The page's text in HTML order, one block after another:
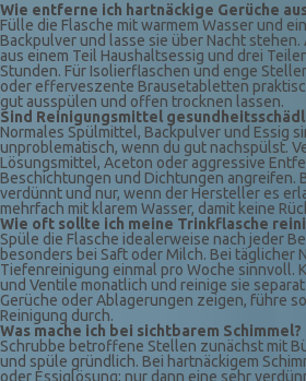
Wie entferne ich hartnäckige Gerüche
Fülle die Flasche mit warmem Wasser und
Backpulver und lasse sie über Nacht
aus einem Teil Haushaltsessig und drei
Stunden. Für Isolierflaschen und enge
oder efferveszente Brausetabletten
gut ausspülen und offen trocknen lassen.
Sind Reinigungsmittel
Normales Spülmittel, Backpulver und Essig
unproblematisch, wenn du gut nachspülst.
Lösungsmittel, Aceton oder aggressive
Beschichtungen und Dichtungen angreifen.
verdünnt und nur, wenn der Hersteller es
mehrfach mit klarem Wasser, damit keine
Wie oft sollte ich meine Trinkflasche
Spüle die Flasche idealerweise nach jeder
besonders bei Saft oder Milch. Bei täglicher
Tiefenreinigung einmal pro Woche sinnvoll.
und Ventile monatlich und reinige sie
Gerüche oder Ablagerungen zeigen, führe
Reinigung durch.
Was mache ich bei sichtbarem Schimmel?
Schrubbe betroffene Stellen zunächst mit
und spüle gründlich. Bei hartnäckigem
oder Essiglösung; nur dann eine sehr